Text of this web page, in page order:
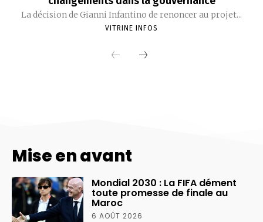
Mise en avant
Mondial 2030 : La FIFA dément
toute promesse de finale au
Maroc
6 AOÛT 2026